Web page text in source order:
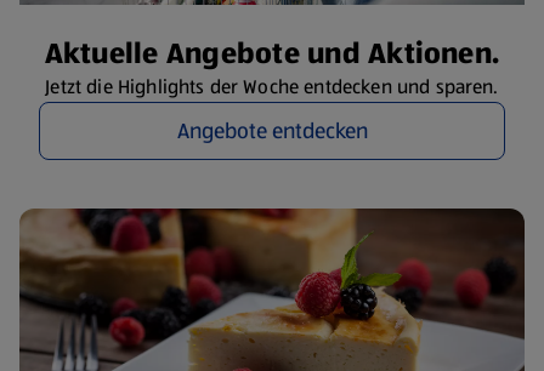
Aktuelle Angebote und Aktionen.
Jetzt die Highlights der Woche entdecken und sparen.
Angebote entdecken